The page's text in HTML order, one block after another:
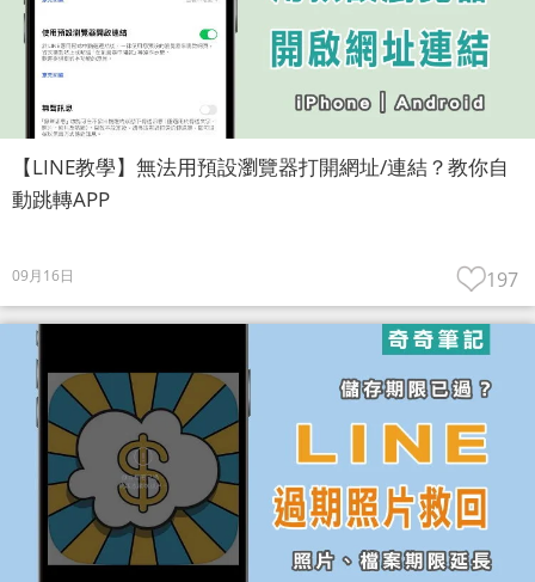
【LINE教學】無法用預設瀏覽器打開網址/連結？教你自
動跳轉APP
09月16日 197